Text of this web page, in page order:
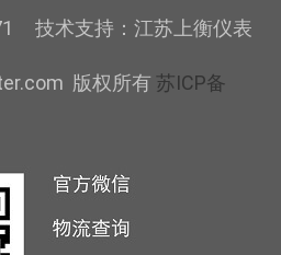
技术支持：江苏上衡仪表
版权所有 苏ICP备